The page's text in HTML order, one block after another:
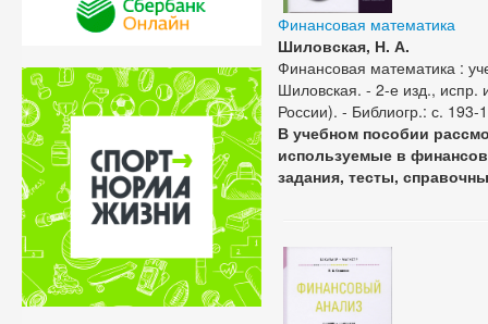
Финансовая математика
Шиловская, Н. А.
Финансовая математика :
Шиловская. - 2-е изд.,
России). - Библиогр.: с.
В учебном пособии
используемые в
задания, тесты,